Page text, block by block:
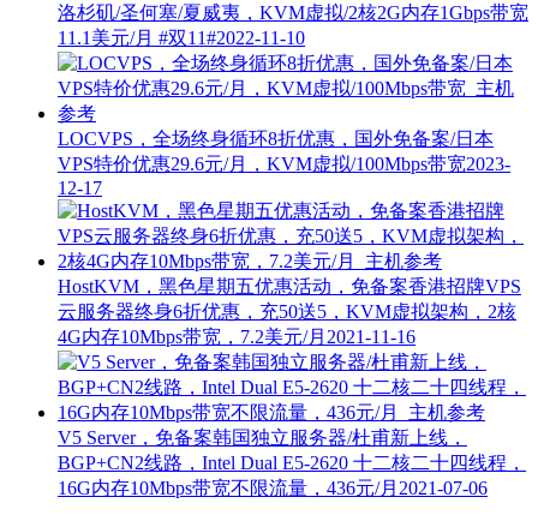
洛杉矶/圣何塞/夏威夷，KVM虚拟/2核2G内存1Gbps带宽
11.1美元/月 #双11#2022-11-10
LOCVPS，全场终身循环8折优惠，国外免备案/日本
VPS特价优惠29.6元/月，KVM虚拟/100Mbps带宽2023-
12-17
HostKVM，黑色星期五优惠活动，免备案香港招牌VPS
云服务器终身6折优惠，充50送5，KVM虚拟架构，2核
4G内存10Mbps带宽，7.2美元/月 2021-11-16
V5 Server，免备案韩国独立服务器/杜甫新上线，
BGP+CN2线路，Intel Dual E5-2620 十二核二十四线程，
16G内存10Mbps带宽不限流量，436元/月 2021-07-06